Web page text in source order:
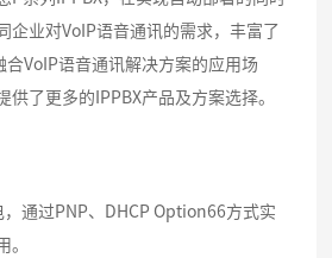
企业对VoIP语音通讯的需求，丰富了
合VoIP语音通讯解决方案的应用场
供了更多的IPPBX产品及方案选择。
通过PNP、DHCP Option66方式实
。